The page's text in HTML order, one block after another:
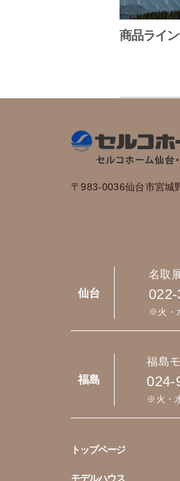
商品ライ
〒983-0036仙台市宮城
仙台
名取
※火・
福島
福島
024-
※火・
トップページ
モデルハウス